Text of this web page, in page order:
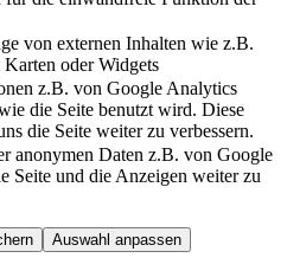
von externen Inhalten wie z.B.
oder Widgets
z.B. von Google Analytics
die Seite benutzt wird. Diese
die Seite weiter zu verbessern.
anonymen Daten z.B. von Google
Seite und die Anzeigen weiter zu
Auswahl anpassen